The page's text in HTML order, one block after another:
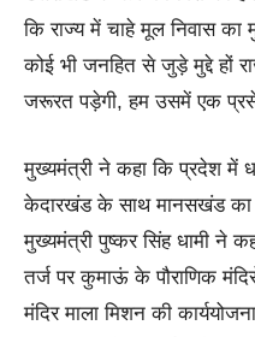
कि राज्य में चाहे मूल निवास का
कोई भी जनहित से जुड़े मुद्दे हों
जरूरत पड़ेगी, हम उसमें एक
मुख्यमंत्री ने कहा कि प्रदेश में
केदारखंड के साथ मानसखंड का
मुख्यमंत्री पुष्कर सिंह धामी ने
तर्ज पर कुमाऊं के पौराणिक
मंदिर माला मिशन की